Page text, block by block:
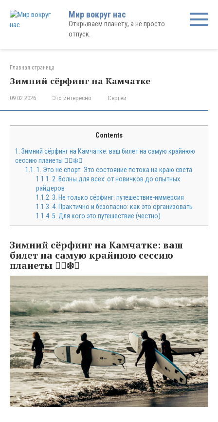
контенту
Мир вокруг нас
Открываем планету, а не просто
отпуск.
Главная страница
Зимний сёрфинг на Камчатке
09.02.2026 Это интересно Сергей
Contents
1. Зимний сёрфинг на Камчатке: ваш билет на самую крайнюю
сессию планеты 🏄‍♂️❄️🔥
1.1. 1. Это не спорт. Это состояние потока на краю света
1.1.1. 2. Волны для всех: от новичков до опытных
райдеров
1.1.2. 3. Не только сёрфинг: путешествие-иммерсия
1.1.3. 4. Практично и безопасно: как это организовать
1.1.4. 5. Для кого это путешествие (честно)
Зимний сёрфинг на Камчатке: ваш
билет на самую крайнюю сессию
планеты 🏄‍♂️❄️🔥